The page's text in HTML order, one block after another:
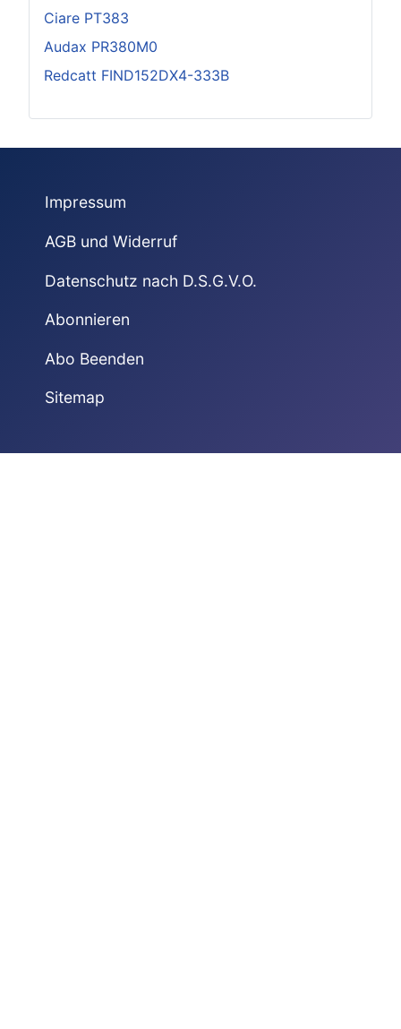
Ciare PT383
Audax PR380M0
Redcatt FIND152DX4-333B
Impressum
AGB und Widerruf
Datenschutz nach D.S.G.V.O.
Abonnieren
Abo Beenden
Sitemap